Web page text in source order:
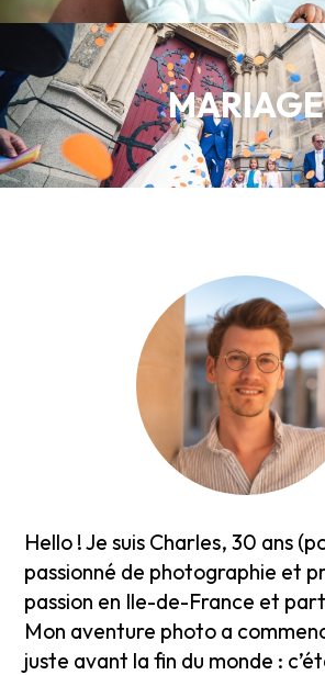
MARIAGE
Hello ! Je suis Charles, 30 ans
passionné de photographie et
passion en Ile-de-France et
Mon aventure photo a
juste avant la fin du monde :